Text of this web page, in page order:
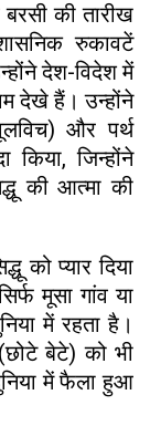
की तारीख
रुकावटें
देश-विदेश में
देखे हैं। उन्होंने
और पर्थ
जिन्होंने
की आत्मा की
को प्यार दिया
मूसा गांव या
में रहता है।
बेटे) को भी
में फैला हुआ